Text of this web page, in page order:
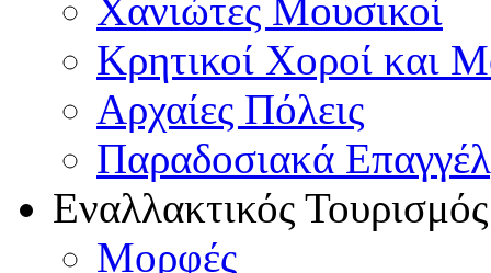
Χανιώτες Μουσικοί
Κρητικοί Χοροί και
Αρχαίες Πόλεις
Παραδοσιακά
Εναλλακτικός Τουρισμός
Μορφές